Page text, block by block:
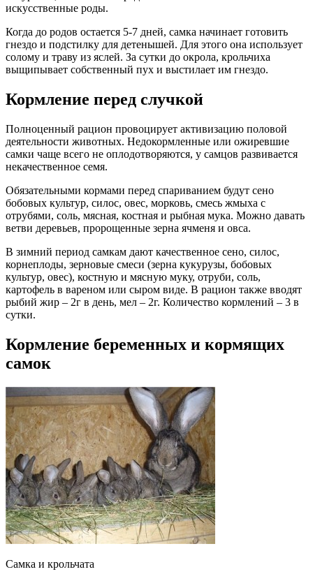
искусственные роды.
Когда до родов остается 5-7 дней, самка начинает готовить
гнездо и подстилку для детенышей. Для этого она использует
солому и траву из яслей. За сутки до окрола, крольчиха
выщипывает собственный пух и выстилает им гнездо.
Кормление перед случкой
Полноценный рацион провоцирует активизацию половой
деятельности животных. Недокормленные или ожиревшие
самки чаще всего не оплодотворяются, у самцов развивается
некачественное семя.
Обязательными кормами перед спариванием будут сено
бобовых культур, силос, овес, морковь, смесь жмыха с
отрубями, соль, мясная, костная и рыбная мука. Можно давать
ветви деревьев, пророщенные зерна ячменя и овса.
В зимний период самкам дают качественное сено, силос,
корнеплоды, зерновые смеси (зерна кукурузы, бобовых
культур, овес), костную и мясную муку, отруби, соль,
картофель в вареном или сыром виде. В рацион также вводят
рыбий жир – 2г в день, мел – 2г. Количество кормлений – 3 в
сутки.
Кормление беременных и кормящих
самок
Самка и крольчата